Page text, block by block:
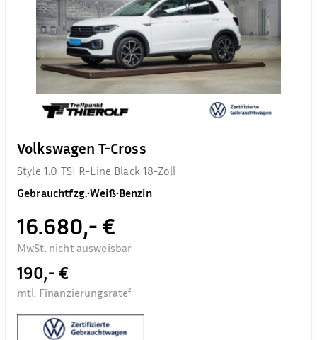
Volkswagen T-Cross
Style 1.0 TSI R-Line Black 18-Zoll
Gebrauchtfzg.•Weiß•Benzin
16.680,- €
MwSt. nicht ausweisbar
190,- €
mtl. Finanzierungsrate²